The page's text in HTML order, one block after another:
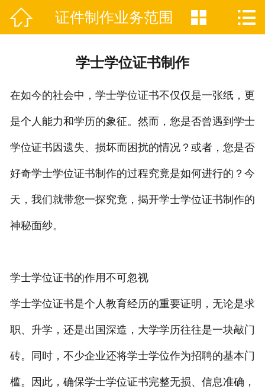
 网站首页
 证件制作业务范围  
学士学位证书制作
在如今的社会中，学士学位证书不仅仅是一张纸，更
是个人能力和学历的象征。然而，您是否曾遇到学士
学位证书因遗失、损坏而困扰的情况？或者，您是否
好奇学士学位证书制作的过程究竟是如何进行的？今
天，我们就带您一探究竟，揭开学士学位证书制作的
神秘面纱。
学士学位证书的作用不可忽视
学士学位证书是个人教育经历的重要证明，无论是求
职、升学，还是出国深造，大学学历往往是一块敲门
砖。同时，不少企业还将学士学位作为招聘的基本门
槛。因此，确保学士学位证书完整无损、信息准确，